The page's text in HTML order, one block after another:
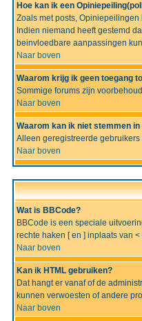
Hoe kan ik een
Zoals met posts,
Indien niemand heeft gestemd
beinvloedbare aanpassingen
Naar boven
Waarom krijg ik geen toegang
Sommige forums zijn
Naar boven
Waarom kan ik niet stemmen
Alleen geregistreerde
Naar boven
Wat is BBCode?
BBCode is een speciale
rechte haken [ en ] inplaats van
Naar boven
Kan ik HTML gebruiken?
Dat hangt er vanaf of de
kunnen verwoesten of andere
Naar boven